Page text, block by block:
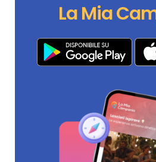
La Mia